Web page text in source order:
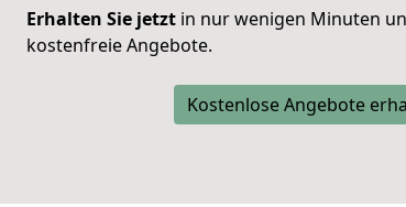
Erhalten Sie jetzt in nur wenigen Minuten
kostenfreie Angebote.
Kostenlose Angebote